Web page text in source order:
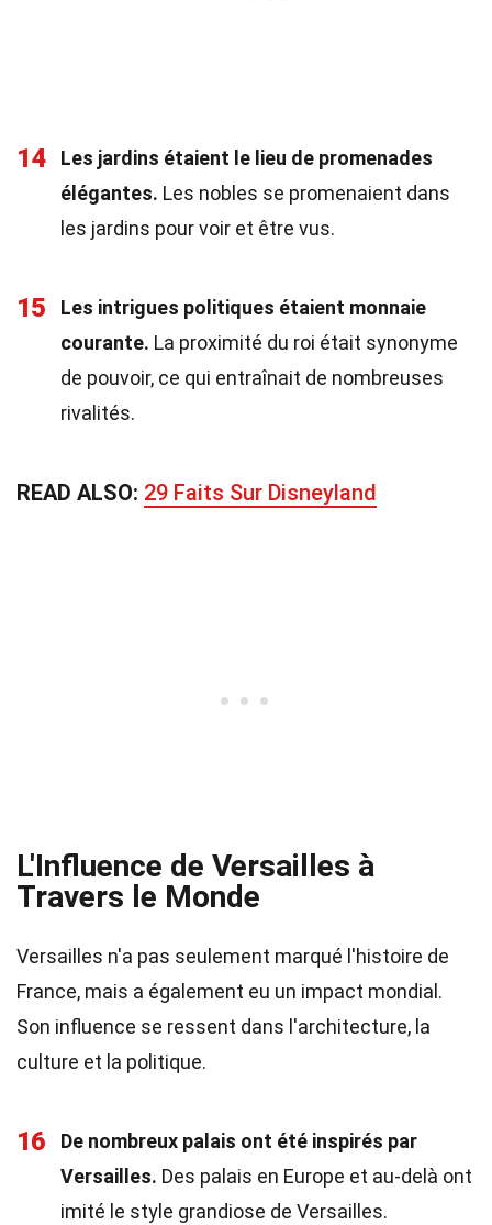
14
Les jardins étaient le lieu de promenades
élégantes. Les nobles se promenaient dans
les jardins pour voir et être vus.
15
Les intrigues politiques étaient monnaie
courante. La proximité du roi était synonyme
de pouvoir, ce qui entraînait de nombreuses
rivalités.
READ ALSO: 29 Faits Sur Disneyland
L'Influence de Versailles à
Travers le Monde
Versailles n'a pas seulement marqué l'histoire de
France, mais a également eu un impact mondial.
Son influence se ressent dans l'architecture, la
culture et la politique.
16
De nombreux palais ont été inspirés par
Versailles. Des palais en Europe et au-delà ont
imité le style grandiose de Versailles.